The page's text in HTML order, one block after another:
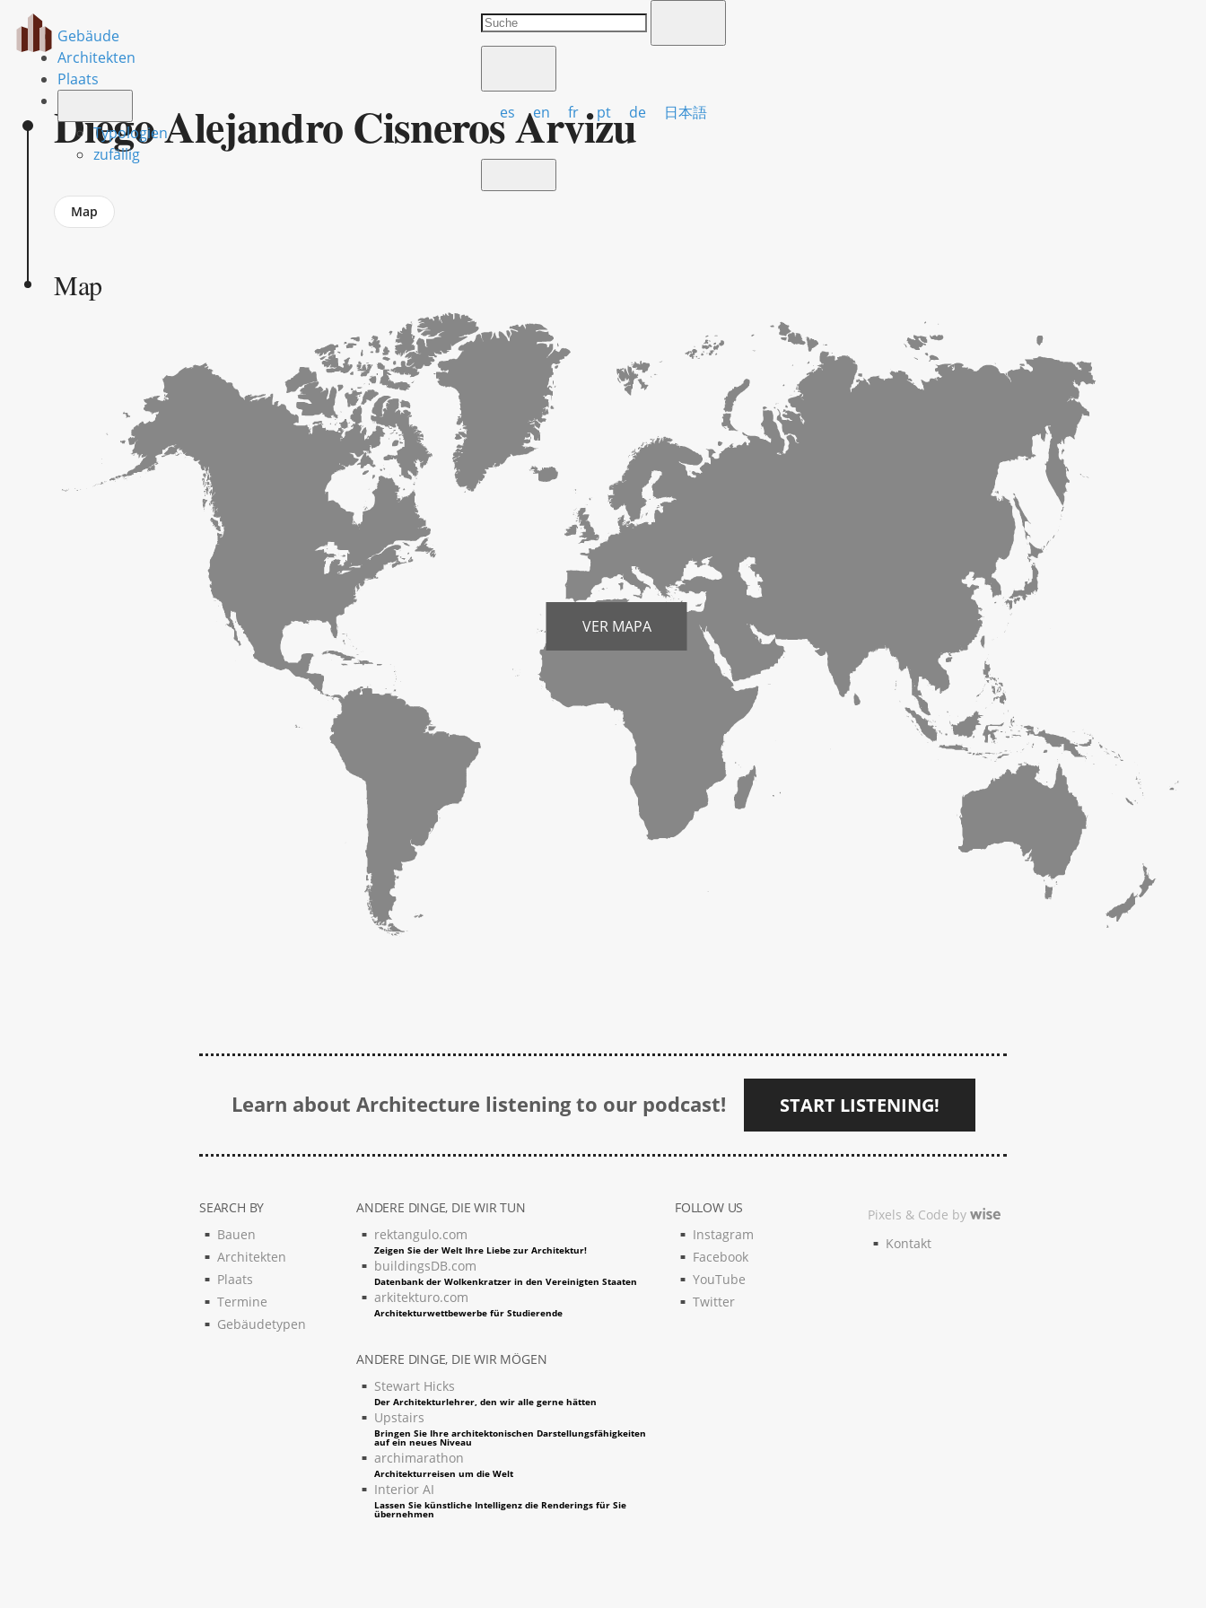
Gebäude
Architekten
Plaats
Typologien
zufällig
es en fr pt de 日本語
Diego Alejandro Cisneros Arvizu
Jump
to
Map
Map
VER MAPA
Learn about Architecture listening to our podcast! START LISTENING!
SEARCH BY
Bauen
Architekten
Plaats
Termine
Gebäudetypen
ANDERE DINGE, DIE WIR TUN
rektangulo.com
Zeigen Sie der Welt Ihre Liebe zur Architektur!
buildingsDB.com
Datenbank der Wolkenkratzer in den Vereinigten Staaten
arkitekturo.com
Architekturwettbewerbe für Studierende
ANDERE DINGE, DIE WIR MÖGEN
Stewart Hicks
Der Architekturlehrer, den wir alle gerne hätten
Upstairs
Bringen Sie Ihre architektonischen Darstellungsfähigkeiten
auf ein neues Niveau
archimarathon
Architekturreisen um die Welt
Interior AI
Lassen Sie künstliche Intelligenz die Renderings für Sie
übernehmen
FOLLOW US
Instagram
Facebook
YouTube
Twitter
Pixels & Code by
Kontakt